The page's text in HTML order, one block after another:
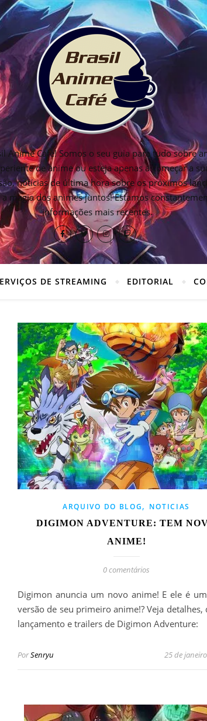
Cafe! Somos o seu guia para tudo sobre
de anime ou esteja apenas a começar a
notícias de última hora sobre os próximos
magia dos animes juntos! Estamos
informações mais recentes.
DE STREAMING EDITORIAL
ARQUIVO DO BLOG, NOTICIAS
DIGIMON ADVENTURE: TEM
ANIME!
0 comentários
Digimon anuncia um novo anime! E ele é
versão de seu primeiro anime!? Veja detalhes,
lançamento e trailers de Digimon Adventure:
PorSenryu 25 de